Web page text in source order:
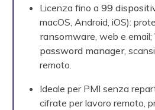
Licenza fino a99
macOS, Android, iOS):
ransomware , web e email;
password manager,
remoto.
Ideale per PMI senza
cifrate per lavoro remoto,